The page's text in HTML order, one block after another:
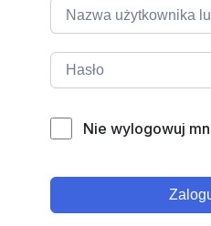
Nie wylogowuj